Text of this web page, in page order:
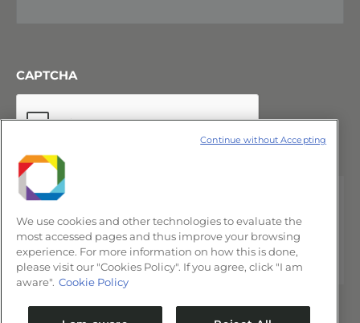
CAPTCHA
We use cookies and other technologies to evaluate the
most accessed pages and thus improve your browsing
experience. For more information on how this is done,
please visit our "Cookies Policy". If you agree, click "I am
aware". Cookie Policy
Continue without Accepting